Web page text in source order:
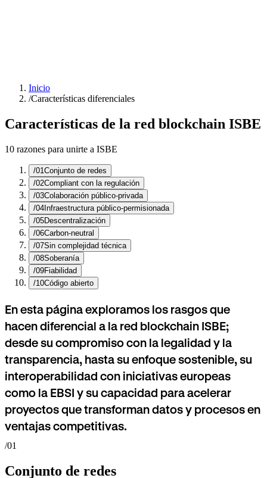
Inicio
/Características diferenciales
Características de la red blockchain ISBE
10 razones para unirte a ISBE
/01 Conjunto de redes
/02Compliant con la regulación
/03Colaboración público-privada
/04 Infraestructura público-permisionada
/05Descentralización
/06Carbon-neutral
/07Sin complejidad técnica
/08Soberanía
/09Fiabilidad
/10Código abierto
En esta página exploramos los rasgos que
hacen diferencial a la red blockchain ISBE;
desde su compromiso con la legalidad y la
transparencia, hasta su enfoque sostenible, su
interoperabilidad con iniciativas europeas
como la EBSI y su capacidad para acelerar
proyectos que transforman datos y procesos en
ventajas competitivas.
/01
Conjunto de redes